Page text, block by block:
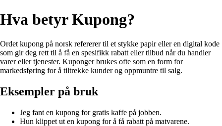
Hva betyr Kupong?
Ordet kupong på norsk refererer til et stykke papir eller en digital kode
som gir deg rett til å få en spesifikk rabatt eller tilbud når du handler
varer eller tjenester. Kuponger brukes ofte som en form for
markedsføring for å tiltrekke kunder og oppmuntre til salg.
Eksempler på bruk
Jeg fant en kupong for gratis kaffe på jobben.
Hun klippet ut en kupong for å få rabatt på matvarene.